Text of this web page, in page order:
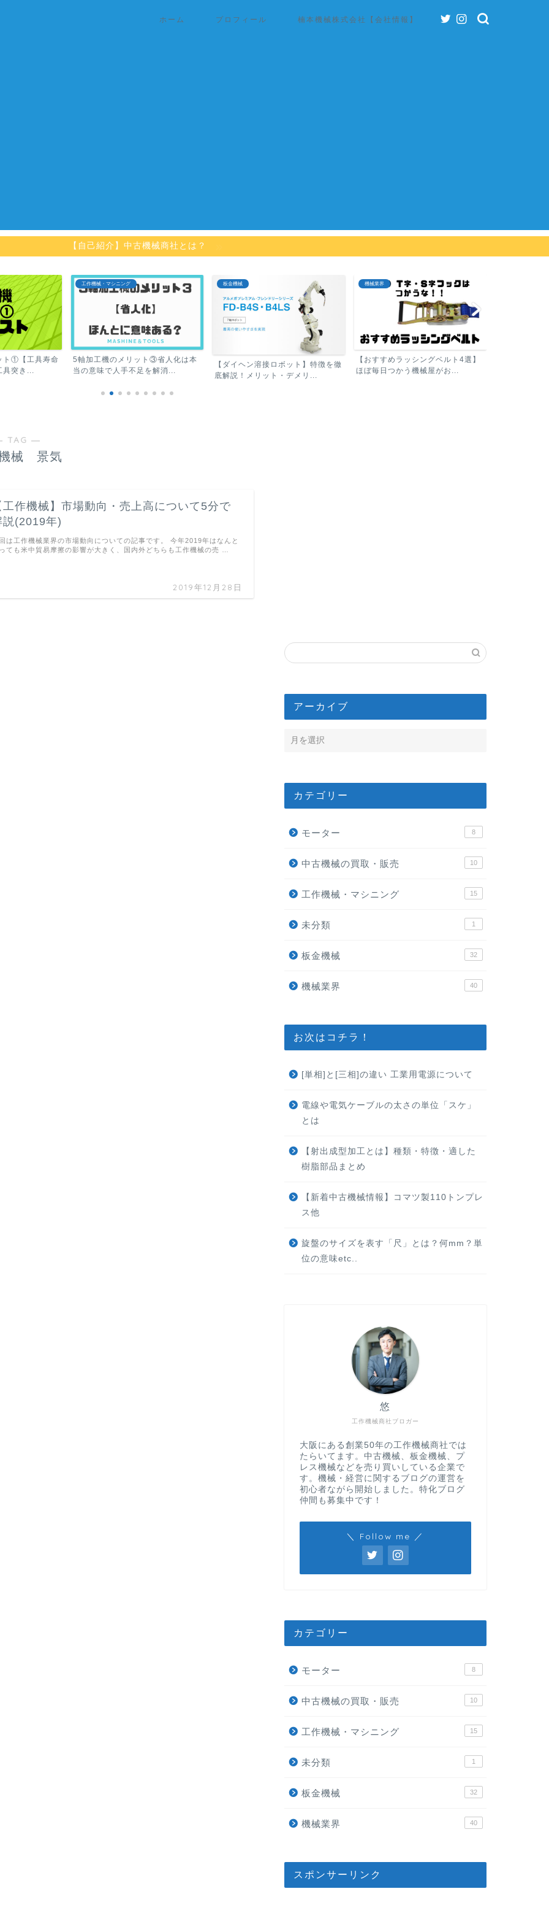
ホーム プロフィール 楠本機械株式会社【会社情報】
【自己紹介】中古機械商社とは？
③省人化は本
解消...
板金機械
【ダイヘン溶接ロボット】特徴を徹
底解説！メリット・デメリ...
機械業界
【おすすめラッシングベルト4選】
ほぼ毎日つかう機械屋がお...
板金機械
【パナソニック溶接ロボット】特徴
を徹底解説！メリット・デ...
TAG ―
械 景気
工作機械】市場動向・売上高について5分で
説(2019年)
2019年12月28日
は工作機械業界の市場動向についての記事です。 今年2019年はなんと
ても米中貿易摩擦の影響が大きく、国内外どちらも工作機械の売 …
アーカイブ
カテゴリー
モーター 8
中古機械の買取・販売 10
工作機械・マシニング 15
未分類 1
板金機械 32
機械業界 40
お次はコチラ！
[単相]と[三相]の違い 工業用電源について
電線や電気ケーブルの太さの単位「スケ」
とは
【射出成型加工とは】種類・特徴・適した
樹脂部品まとめ
【新着中古機械情報】コマツ製110トンプレ
ス他
旋盤のサイズを表す「尺」とは？何mm？単
位の意味etc..
工作機械商社ブロガー
悠
大阪にある創業50年の工作機械商社では
たらいてます。中古機械、板金機械、プ
レス機械などを売り買いしている企業で
す。機械・経営に関するブログの運営を
初心者ながら開始しました。特化ブログ
仲間も募集中です！
＼ Follow me ／
カテゴリー
モーター 8
中古機械の買取・販売 10
工作機械・マシニング 15
未分類 1
板金機械 32
機械業界 40
スポンサーリンク